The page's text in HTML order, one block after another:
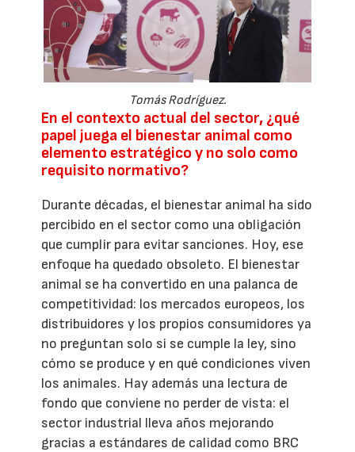
Tomás Rodríguez.
En el contexto actual del sector, ¿qué
papel juega el bienestar animal como
elemento estratégico y no solo como
requisito normativo?
Durante décadas, el bienestar animal ha sido
percibido en el sector como una obligación
que cumplir para evitar sanciones. Hoy, ese
enfoque ha quedado obsoleto. El bienestar
animal se ha convertido en una palanca de
competitividad: los mercados europeos, los
distribuidores y los propios consumidores ya
no preguntan solo si se cumple la ley, sino
cómo se produce y en qué condiciones viven
los animales. Hay además una lectura de
fondo que conviene no perder de vista: el
sector industrial lleva años mejorando
gracias a estándares de calidad como BRC